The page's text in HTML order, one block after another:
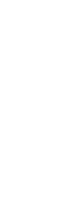
Mit hoch­wer­ti­gem